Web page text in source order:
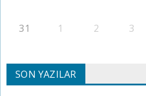
31 1 2 3
SON YAZILAR